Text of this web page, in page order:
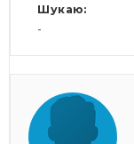
Шукаю:
-